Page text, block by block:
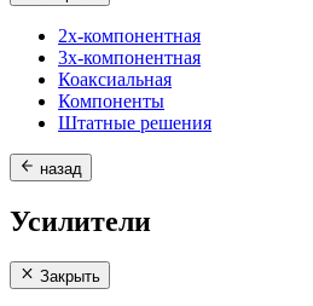
2х-компонентная
3х-компонентная
Коаксиальная
Компоненты
Штатные решения
назад
Усилители
Закрыть